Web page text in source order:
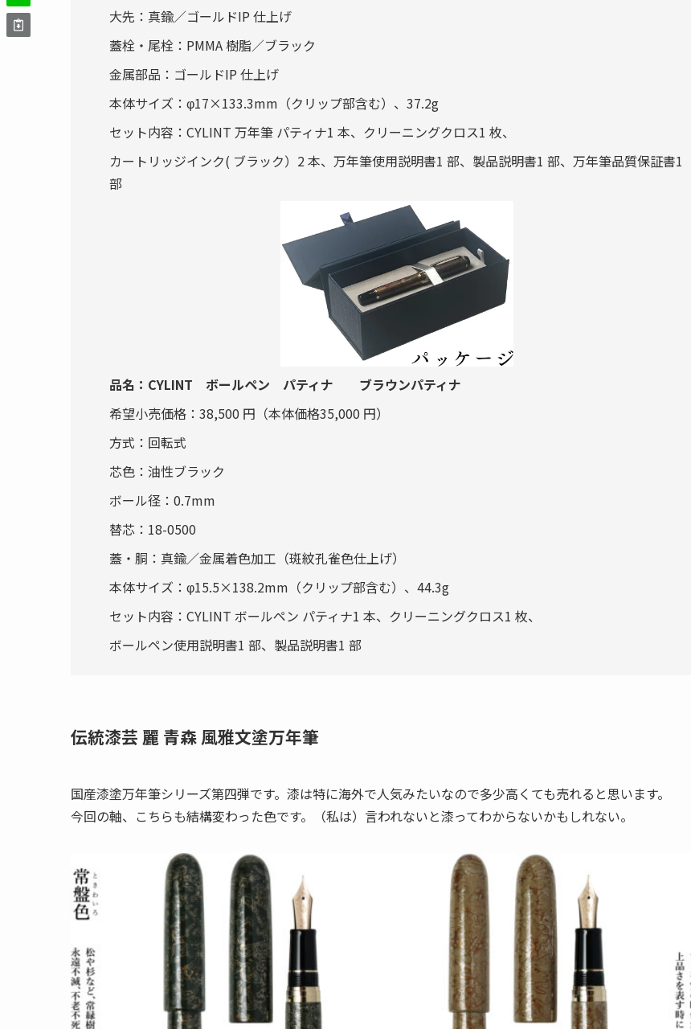
大先：真鍮／ゴールドIP 仕上げ
蓋栓・尾栓：PMMA 樹脂／ブラック
金属部品：ゴールドIP 仕上げ
本体サイズ：φ17×133.3mm（クリップ部含む）、37.2g
セット内容：CYLINT 万年筆 パティナ1 本、クリーニングクロス1 枚、
カートリッジインク( ブラック）2 本、万年筆使用説明書1 部、製品説明書1 部、万年筆品質保証書1
部
品名：CYLINT ボールペン パティナ ブラウンパティナ
希望小売価格：38,500 円（本体価格35,000 円）
方式：回転式
芯色：油性ブラック
ボール径：0.7mm
替芯：18-0500
蓋・胴：真鍮／金属着色加工（斑紋孔雀色仕上げ）
本体サイズ：φ15.5×138.2mm（クリップ部含む）、44.3g
セット内容：CYLINT ボールペン パティナ1 本、クリーニングクロス1 枚、
ボールペン使用説明書1 部、製品説明書1 部
伝統漆芸 麗 青森 風雅文塗万年筆
国産漆塗万年筆シリーズ第四弾です。漆は特に海外で人気みたいなので多少高くても売れると思います。
今回の軸、こちらも結構変わった色です。（私は）言われないと漆ってわからないかもしれない。